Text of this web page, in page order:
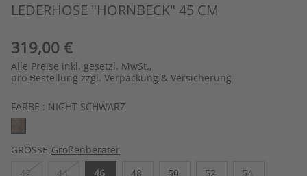
LEDERHOSE "HORNBECK" 45 CM
319,00 €
Alle Preise inkl. gesetzl. MwSt.,
pro Bestellung zzgl. Verpackung & Versicherung
FARBE : NIGHT SCHWARZ
GRÖSSE:Größenberater
42
44 46 48 50 52 54